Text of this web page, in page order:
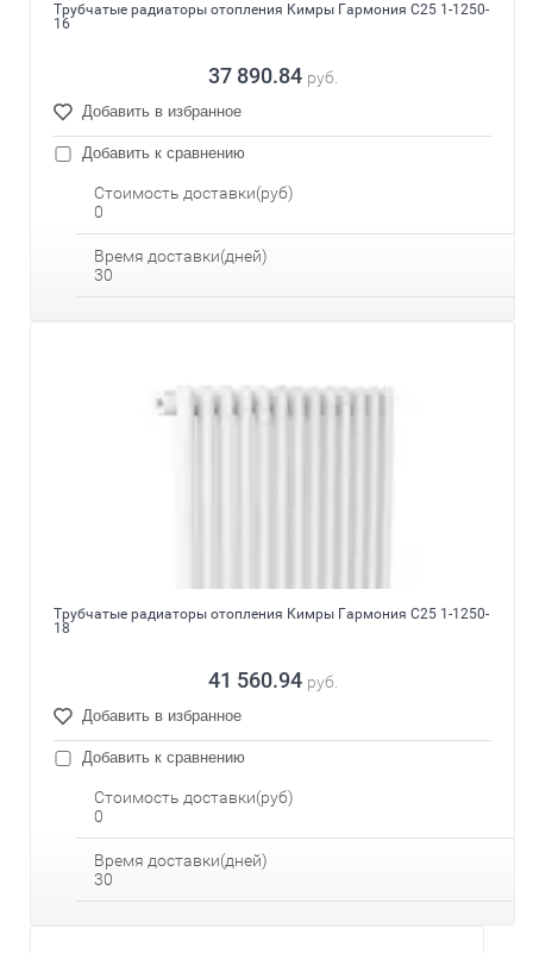
Трубчатые радиаторы отопления Кимры Гармония С25 1-1250-
16
37 890.84 руб.
Добавить в избранное
Добавить к сравнению
Стоимость доставки(руб)
0
Время доставки(дней)
30
Трубчатые радиаторы отопления Кимры Гармония С25 1-1250-
18
41 560.94 руб.
Добавить в избранное
Добавить к сравнению
Стоимость доставки(руб)
0
Время доставки(дней)
30